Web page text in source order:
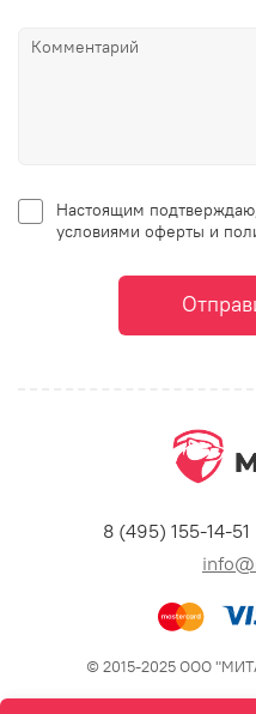
Настоящим
условиями оферты и
8 (495) 155-14-51
© 2015-2025 ООО